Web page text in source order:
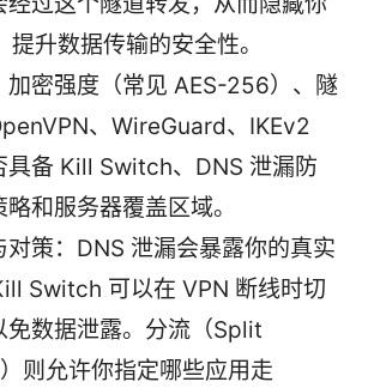
提升数据传输的安全性。
加密强度（常见 AES-256）、隧
、WireGuard、IKEv2
具备 Kill Switch、DNS 泄漏防
和服务器覆盖区域。
对策：DNS 泄漏会暴露你的真实
Switch 可以在 VPN 断线时切
免数据泄露。分流（Split
则允许你指定哪些应用走